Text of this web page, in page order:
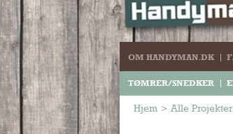
OM HANDYMAN.DK
TØMRER/SNEDKER
Hjem > Alle Projekter